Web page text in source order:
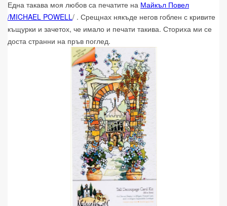
Една такава моя любов са печатите на Майкъл Повел
/MICHAEL POWELL/ . Срещнах някъде негов гоблен с кривите
къщурки и зачетох, че имало и печати такива. Сториха ми се
доста странни на пръв поглед.